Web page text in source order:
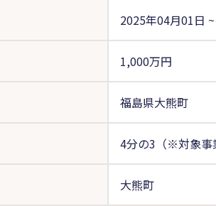
2025年04月01日 ~
1,000万円
福島県大熊町
4分の3（※対象事
大熊町